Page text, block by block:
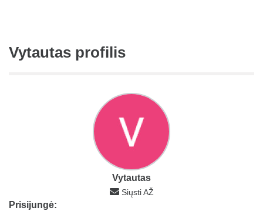
Vytautas profilis
Vytautas
Siųsti AŽ
Prisijungė: